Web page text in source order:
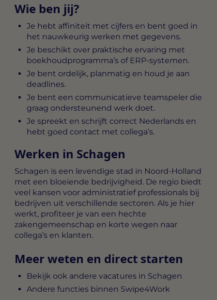
Wie ben jij?
Je hebt affiniteit met cijfers en bent goed in
het nauwkeurig werken met gegevens.
Je beschikt over praktische ervaring met
boekhoudprogramma’s of ERP-systemen.
Je bent ordelijk, planmatig en houd je aan
deadlines.
Je bent een communicatieve teamspeler die
graag ondersteunend werk doet.
Je spreekt en schrijft correct Nederlands en
hebt goed contact met collega’s.
Werken in Schagen
Schagen is een levendige stad in Noord-Holland
met een bloeiende bedrijvigheid. De regio biedt
veel kansen voor administratief professionals bij
bedrijven uit verschillende sectoren. Als je hier
werkt, profiteer je van een hechte
zakengemeenschap en korte wegen naar
collega’s en klanten.
Meer weten en direct starten
Bekijk ook andere vacatures in Schagen
Andere functies binnen Swipe4Work